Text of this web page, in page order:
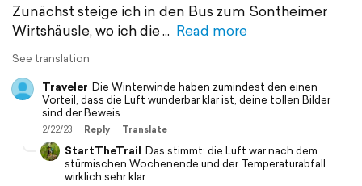
Zunächst steige ich in den Bus zum Sontheimer
Wirtshäusle, wo ich die
Read more
See translation
Traveler Die Winterwinde haben zumindest den einen
Vorteil, dass die Luft wunderbar klar ist, deine tollen Bilder
sind der Beweis.
2/22/23 Reply Translate
StartTheTrail Das stimmt: die Luft war nach dem
stürmischen Wochenende und der Temperaturabfall
wirklich sehr klar.